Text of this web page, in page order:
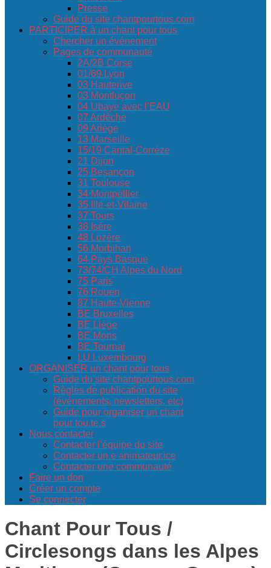
Presse
Guide du site chantpourtous.com
PARTICIPER à un chant pour tous
Chercher un événement
Pages de communauté
2A/2B Corse
01/69 Lyon
03 Hauterive
03 Montluçon
04 Ubaye avec l’EAU
07 Ardèche
09 Ariège
13 Marseille
15/19 Cantal-Corrèze
21 Dijon
25 Besançon
31 Toulouse
34 Montpellier
35 Ille-et-Vilaine
37 Tours
38 Isère
48 Lozère
56 Morbihan
64 Pays Basque
73/74/CH Alpes du Nord
75 Paris
76 Rouen
87 Haute-Vienne
BE Bruxelles
BE Liège
BE Mons
BE Tournai
LU Luxembourg
ORGANISER un chant pour tous
Guide du site chantpourtous.com
Règles de publication du site
(événements, newsletters, etc)
Guide pour organiser un chant
pour tou.te.s
Nous contacter
Contacter l’équipe du site
Contacter un.e animateur.ice
Contacter une communauté
Faire un don
Créer un compte
Se connecter
Chant Pour Tous /
Circlesongs dans les Alpes